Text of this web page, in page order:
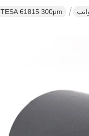
TESA 61815 300μm شريط فيلم مضاد لزلزال مزدوج الجانبين الأسود الملون